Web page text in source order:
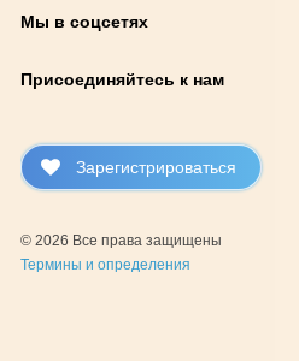
Мы в соцсетях
Присоединяйтесь к нам
Зарегистрироваться
© 2026 Все права защищены
Термины и определения